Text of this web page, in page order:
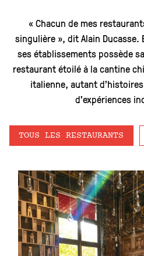
Ducasse
« Chacun de mes
singulière », dit Alain
ses établissements possède
restaurant étoilé à la cantine
italienne, autant
d’expériences
TOUS LES RESTAURANTS